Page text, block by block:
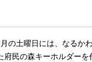
の土曜日には、なるか
府民の森キーホルダーを